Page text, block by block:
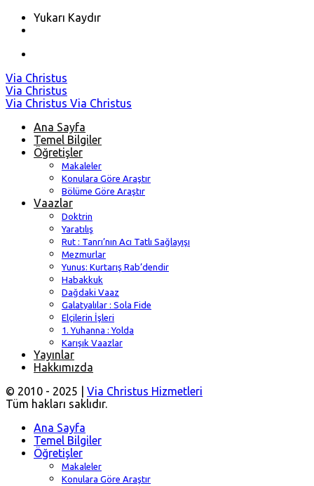
Yukarı Kaydır
Skip
to
content
Via Christus
Via Christus
Via Christus Via Christus
Ana Sayfa
Temel Bilgiler
Öğretişler
Makaleler
Konulara Göre Araştır
Bölüme Göre Araştır
Vaazlar
Doktrin
Yaratılış
Rut : Tanrı’nın Acı Tatlı Sağlayışı
Mezmurlar
Yunus: Kurtarış Rab’dendir
Habakkuk
Dağdaki Vaaz
Galatyalılar : Sola Fide
Elçilerin İşleri
1. Yuhanna : Yolda
Karışık Vaazlar
Yayınlar
Hakkımızda
© 2010 - 2025 | Via Christus Hizmetleri
Tüm hakları saklıdır.
Ana Sayfa
Temel Bilgiler
Öğretişler
Makaleler
Konulara Göre Araştır